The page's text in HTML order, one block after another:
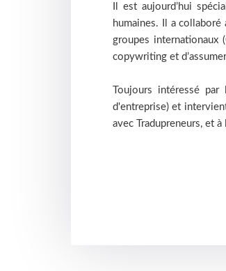
Il est aujourd’hui
humaines. Il a
groupes internationaux
copywriting et
Toujours intéressé
d'entreprise) et
avec Tradupreneurs, et